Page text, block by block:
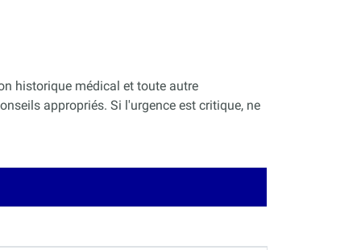
historique médical et toute autre
appropriés. Si l'urgence est critique, ne